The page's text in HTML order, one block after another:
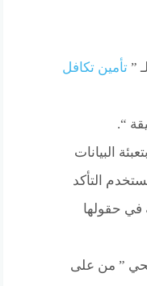
”تأمين تكافل
“.
البيانات
التأكد
في حقولها
” من على